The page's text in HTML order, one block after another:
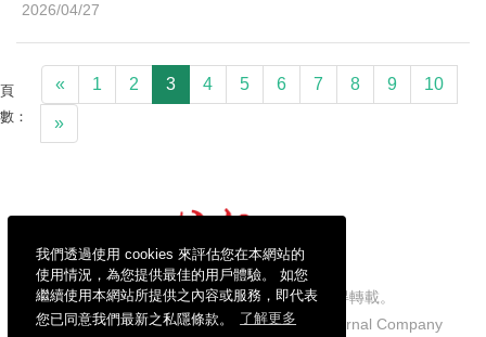
我們透過使用 cookies 來評估您在本網站的
使用情況，為您提供最佳的用戶體驗。 如您
繼續使用本網站所提供之內容或服務，即代表
您已同意我們最新之私隱條款。
了解更多
2026/04/27
頁
數：
« 1 2 3 4 5 6 7 8 9 10
»
信報財經新聞有限公司版權所有，不得轉載。
Copyright © 2026 Hong Kong Economic Journal Company